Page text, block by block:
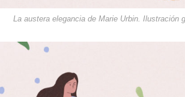
La austera elegancia de Marie Urbin. Ilustración